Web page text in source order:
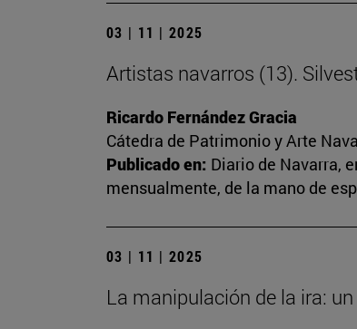
03 | 11 | 2025
Artistas navarros (13).
Ricardo Fernández Gracia
Cátedra de Patrimonio y Arte
Publicado en: Diario de Navarra,
mensualmente, de la mano de
03 | 11 | 2025
La manipulación de la ira: